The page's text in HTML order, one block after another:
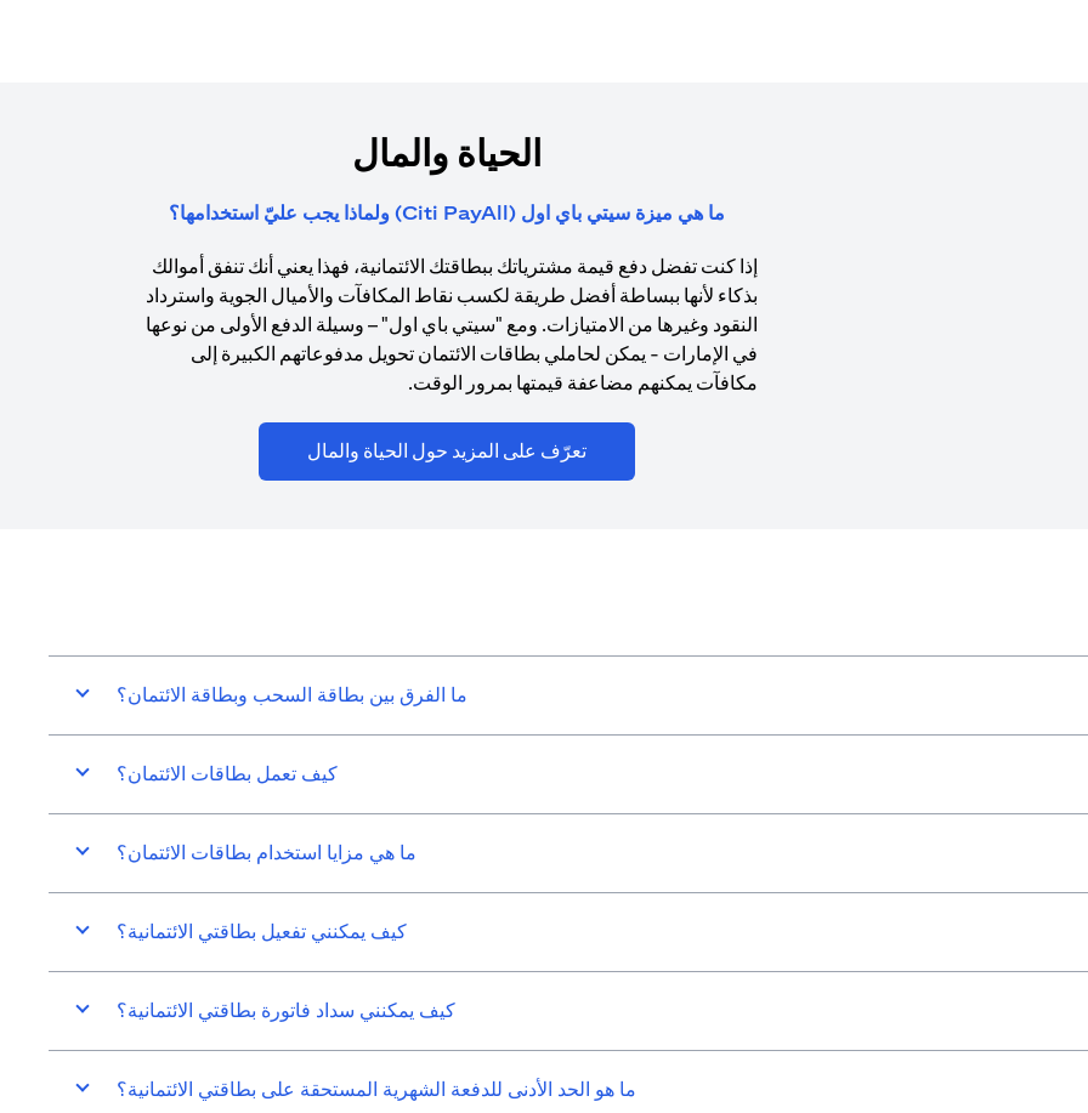
الحياة والمال
ما هي ميزة سيتي باي اول (Citi PayAll) ولماذا يجب عليّ استخدامها؟
إذا كنت تفضل دفع قيمة مشترياتك ببطاقتك الائتمانية، فهذا يعني أنك تنفق أموالك
بذكاء لأنها ببساطة أفضل طريقة لكسب نقاط المكافآت والأميال الجوية واسترداد
النقود وغيرها من الامتيازات. ومع "سيتي باي اول" – وسيلة الدفع الأولى من نوعها
في الإمارات - يمكن لحاملي بطاقات الائتمان تحويل مدفوعاتهم الكبيرة إلى
مكافآت يمكنهم مضاعفة قيمتها بمرور الوقت.
تعرّف على المزيد حول الحياة والمال
ما الفرق بين بطاقة السحب وبطاقة الائتمان؟
كيف تعمل بطاقات الائتمان؟
ما هي مزايا استخدام بطاقات الائتمان؟
كيف يمكنني تفعيل بطاقتي الائتمانية؟
كيف يمكنني سداد فاتورة بطاقتي الائتمانية؟
ما هو الحد الأدنى للدفعة الشهرية المستحقة على بطاقتي الائتمانية؟